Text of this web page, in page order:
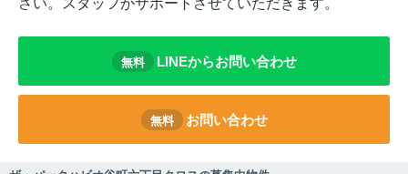
さい。スタッフがサポートさせていただきます。
無料 LINEからお問い合わせ
無料 お問い合わせ